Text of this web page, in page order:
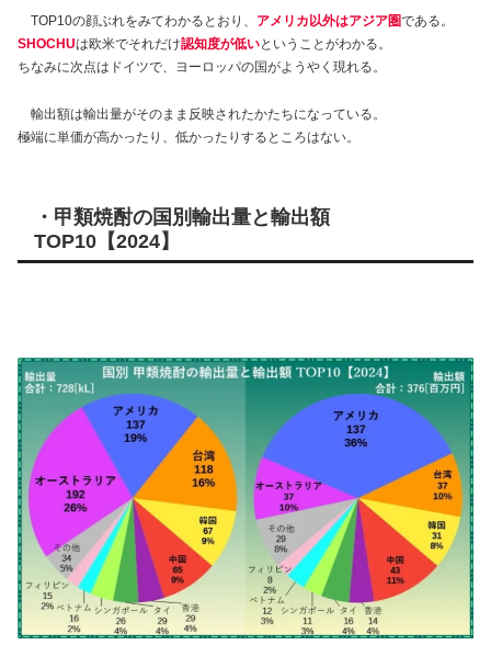
TOP10の顔ぶれをみてわかるとおり、 アメリカ以外はアジア圏である。
SHOCHUは欧米でそれだけ認知度が低いということがわかる。
ちなみに次点はドイツで、ヨーロッパの国がようやく現れる。
輸出額は輸出量がそのまま反映されたかたちになっている。
極端に単価が高かったり、低かったりするところはない。
・甲類焼酎の国別輸出量と輸出額
TOP10 【2024】